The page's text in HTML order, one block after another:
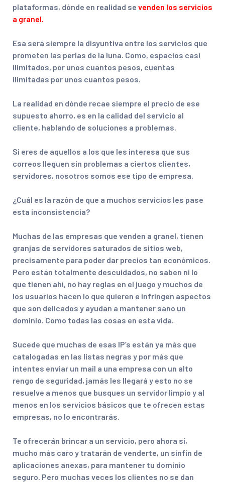
plataformas, dónde en realidad se venden los servicios
a granel.
Esa será siempre la disyuntiva entre los servicios que
prometen las perlas de la luna. Como, espacios casi
ilimitados, por unos cuantos pesos, cuentas
ilimitadas por unos cuantos pesos.
La realidad en dónde recae siempre el precio de ese
supuesto ahorro, es en la calidad del servicio al
cliente, hablando de soluciones a problemas.
Si eres de aquellos a los que les interesa que sus
correos lleguen sin problemas a ciertos clientes,
servidores, nosotros somos ese tipo de empresa.
¿Cuál es la razón de que a muchos servicios les pase
esta inconsistencia?
Muchas de las empresas que venden a granel, tienen
granjas de servidores saturados de sitios web,
precisamente para poder dar precios tan económicos.
Pero están totalmente descuidados, no saben ni lo
que tienen ahí, no hay reglas en el juego y muchos de
los usuarios hacen lo que quieren e infringen aspectos
que son delicados y ayudan a mantener sano un
dominio. Como todas las cosas en esta vida.
Sucede que muchas de esas IP’s están ya más que
catalogadas en las listas negras y por más que
intentes enviar un mail a una empresa con un alto
rengo de seguridad, jamás les llegará y esto no se
resuelve a menos que busques un servidor limpio y al
menos en los servicios básicos que te ofrecen estas
empresas, no lo encontrarás.
Te ofrecerán brincar a un servicio, pero ahora sí,
mucho más caro y tratarán de venderte, un sinfín de
aplicaciones anexas, para mantener tu dominio
seguro. Pero muchas veces los clientes no se dan